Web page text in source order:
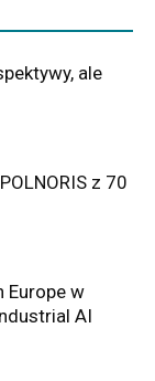
ale
z 70
Europe w
AI